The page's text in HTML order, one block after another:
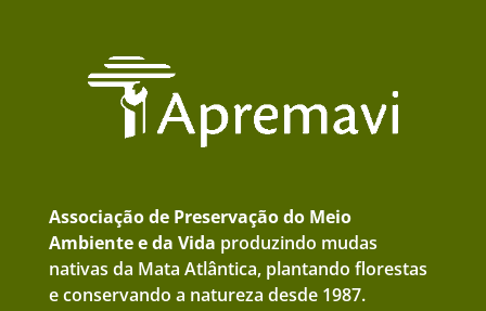
Associação de Preservação do Meio
Ambiente e da Vida produzindo mudas
nativas da Mata Atlântica, plantando florestas
e conservando a natureza desde 1987.